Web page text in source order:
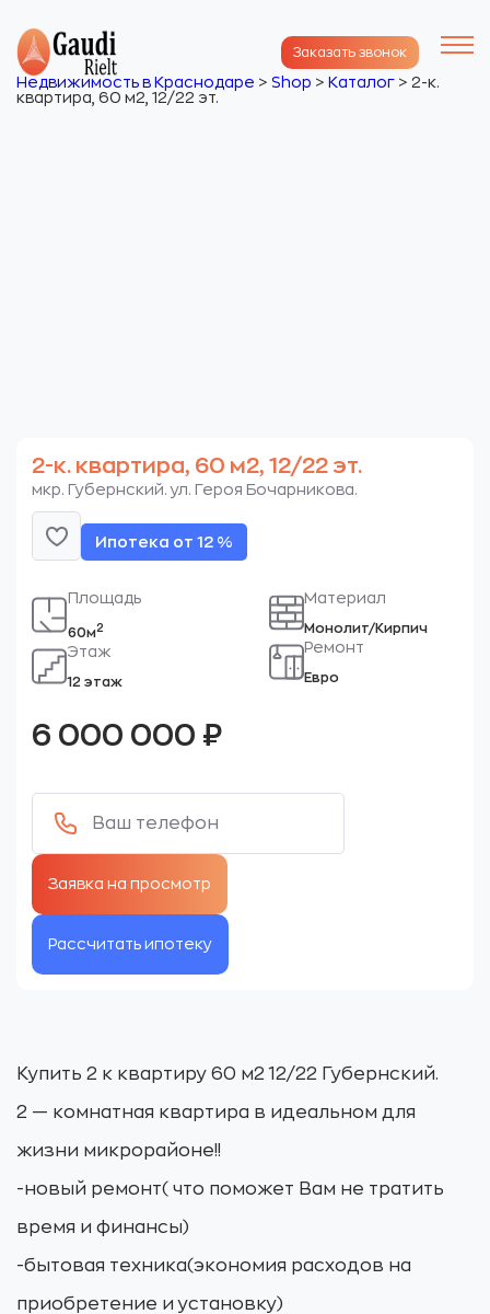
Заказать звонок
Недвижимость в Краснодаре > Shop > Каталог > 2-к.
квартира, 60 м2, 12/22 эт.
2-к. квартира, 60 м2, 12/22 эт.
мкр. Губернский. ул. Героя Бочарникова.
Ипотека от 12 %
Площадь
60м2
Этаж
12 этаж
Материал
Монолит/Кирпич
Ремонт
Евро
6 000 000 ₽
Рассчитать ипотеку
Купить 2 к квартиру 60 м2 12/22 Губернский.
2 — комнатная квартира в идеальном для
жизни микрорайоне!!
-новый ремонт( что поможет Вам не тратить
время и финансы)
-бытовая техника(экономия расходов на
приобретение и установку)